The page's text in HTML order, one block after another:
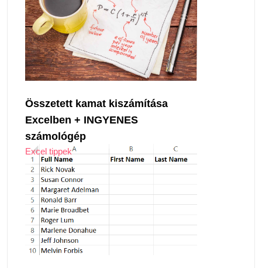
Összetett kamat kiszámítása
Excelben + INGYENES
számológép
Excel tippek